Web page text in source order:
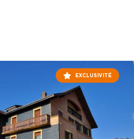
EXCLUSIVITÉ